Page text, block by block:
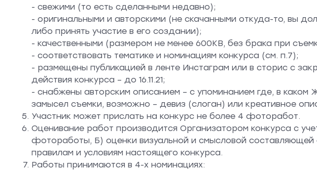
- свежими (то есть сделанными недавно);
- оригинальными и авторскими (не скачанными откуда-то, вы
либо принять участие в его создании);
- качественными (размером не менее 600КВ, без брака при
- соответствовать тематике и номинациям конкурса (см. п.7);
- размещены публикацией в ленте Инстаграм или в сторис с
действия конкурса – до 16.11.21;
- снабжены авторским описанием – с упоминанием где, в
замысел съемки, возможно – девиз (слоган) или креативное
Участник может прислать на конкурс не более 4 фоторабот.
Оценивание работ производится Организатором конкурса с
фотоработы, Б) оценки визуальной и смысловой
правилам и условиям настоящего конкурса.
Работы принимаются в 4-х номинациях: